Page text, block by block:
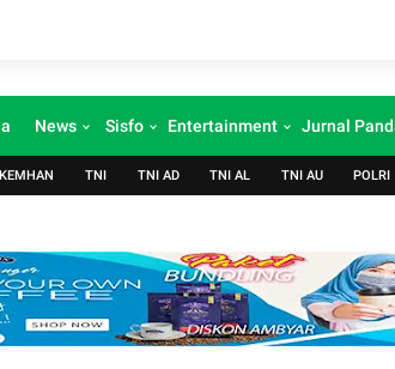
News Sisfo Entertainment Jurnal
KEMHAN TNI TNI AD TNI AL TNI AU POLRI